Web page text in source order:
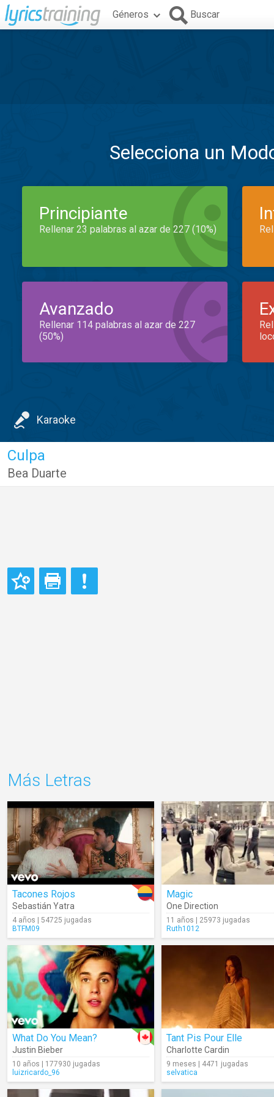
Géneros Buscar
Selecciona un
Principiante
Rellenar 23 palabras al azar de 227 (10%)
Avanzado
Rellenar 114 palabras al azar de 227
(50%)
Karaoke
Culpa
Bea Duarte
Más Letras
Tacones Rojos
Sebastián Yatra
4 años | 54725 jugadas
BTFM09
Magic
One Direction
11 años | 25973 jugadas
Ruth1012
What Do You Mean?
Justin Bieber
10 años | 177930 jugadas
luizricardo_96
Tant Pis Pour Elle
Charlotte Cardin
9 meses | 4471 jugadas
selvatica